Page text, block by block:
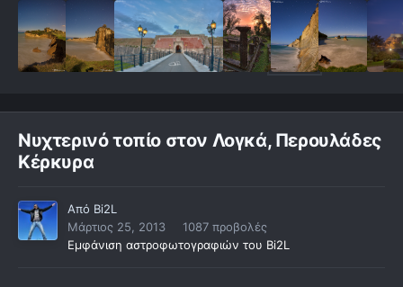
Νυχτερινό τοπίο στον Λογκά, Περουλάδες
Κέρκυρα
Από Bi2L
Μάρτιος 25, 2013
1087 προβολές
Εμφάνιση αστροφωτογραφιών του Bi2L